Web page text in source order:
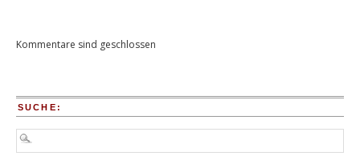
Kommentare sind geschlossen
SUCHE: